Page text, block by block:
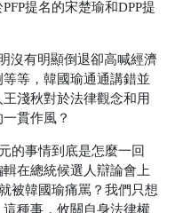
提名的宋楚瑜和DPP提
沒有明顯倒退卻高喊經濟
等，韓國瑜通通講錯並
淺秋對於法律觀念和用
貫作風？
的事情到底是怎麼一回
在總統候選人辯論會上
被韓國瑜痛罵？我們只想
種事，攸關自身法律權